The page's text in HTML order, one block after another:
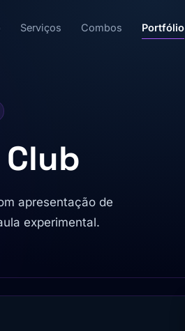
Serviços Combos Portfólio
apresentação de
experimental.